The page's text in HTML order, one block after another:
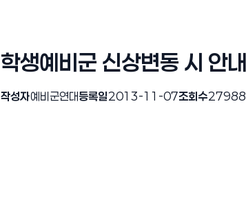
학생예비군 신상변동 시 안내
작성자예비군연대등록일2013-11-07조회수27988